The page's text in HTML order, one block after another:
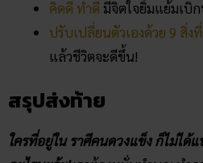
อะไรนะจ้ะ! เราต้องหมั่นทำบุญ ทำค
สำหรับคนดวงอ่อน ไปปรับใช้กันไ
นำ ให้เราผ่านพ้นเรื่องร้าย ๆ ไปได้อ
ส่วนใครที่ดวงอ่อน ก็อย่าลืมไปทำบุญ
มนต์ นั่งกรรมฐาน และไปอ่านเคล็ดลั
ได้ข้างล่างนี้เลย เรารวบรวมบทคว